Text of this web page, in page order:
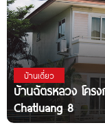
บ้านเดี่ยว
บ้านฉัตรหลวง โคร
Chatluang 8